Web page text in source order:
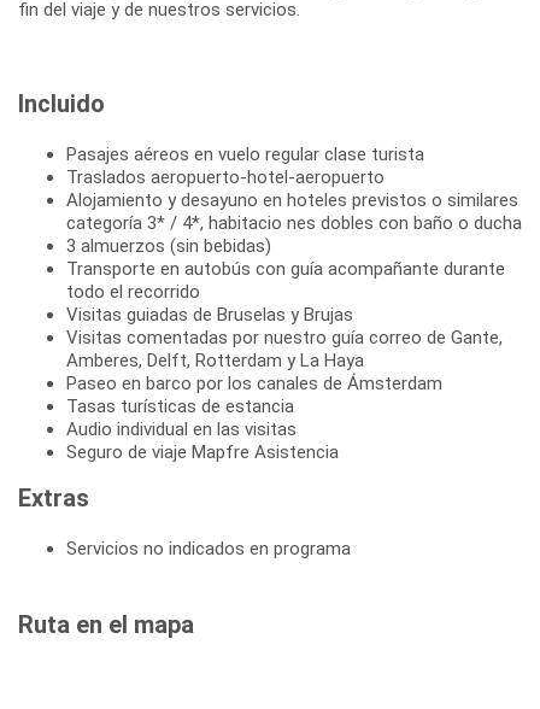
Incluido
Pasajes aéreos en vuelo regular clase turista
Traslados aeropuerto-hotel-aeropuerto
Alojamiento y desayuno en hoteles previstos o similares
categoría 3* / 4*, habitacio nes dobles con baño o ducha
3 almuerzos (sin bebidas)
Transporte en autobús con guía acompañante durante
todo el recorrido
Visitas guiadas de Bruselas y Brujas
Visitas comentadas por nuestro guía correo de Gante,
Amberes, Delft, Rotterdam y La Haya
Paseo en barco por los canales de Ámsterdam
Tasas turísticas de estancia
Audio individual en las visitas
Seguro de viaje Mapfre Asistencia
Extras
Servicios no indicados en programa
Ruta en el mapa